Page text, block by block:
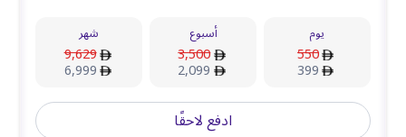
يوم
550
399
أسبوع
3,500
2,099
شهر
9,629
6,999
ادفع لاحقًا